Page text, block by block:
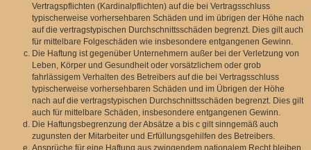
Vertragspflichten (Kardinalpflichten) auf die bei Vertragsschluss
typischerweise vorhersehbaren Schäden und im übrigen der Höhe nach
auf die vertragstypischen Durchschnittsschäden begrenzt. Dies gilt auch
für mittelbare Folgeschäden wie insbesondere entgangenen Gewinn.
Die Haftung ist gegenüber Unternehmern außer bei der Verletzung von
Leben, Körper und Gesundheit oder vorsätzlichem oder grob
fahrlässigem Verhalten des Betreibers auf die bei Vertragsschluss
typischerweise vorhersehbaren Schäden und im Übrigen der Höhe
nach auf die vertragstypischen Durchschnittsschäden begrenzt. Dies gilt
auch für mittelbare Schäden, insbesondere entgangenen Gewinn.
Die Haftungsbegrenzung der Absätze a bis c gilt sinngemäß auch
zugunsten der Mitarbeiter und Erfüllungsgehilfen des Betreibers.
Ansprüche für eine Haftung aus zwingendem nationalem Recht bleiben